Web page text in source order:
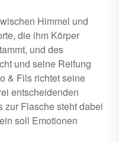
Himmel und
die ihm Körper
und des
und seine Reifung
& Fils richtet seine
entscheidenden
zur Flasche steht dabei
soll Emotionen